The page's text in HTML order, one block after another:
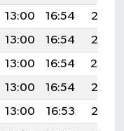
13:00 16:54
20:16
13:00 16:54
20:15
13:00 16:54
20:14
13:00 16:54
20:13
13:00 16:53
20:12